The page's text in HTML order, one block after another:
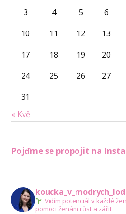
3 4 5 6
10
11 12 13
17
18 19 20
24
25 26 27
31
« Kvě
Pojďme se propojit na
Vidím potenciál v každé
pomoci ženám růst a zářit